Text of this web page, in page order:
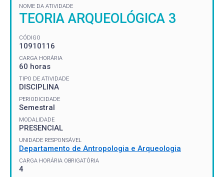
NOME DA ATIVIDADE
TEORIA ARQUEOLÓGICA 3
CÓDIGO
10910116
CARGA HORÁRIA
60 horas
TIPO DE ATIVIDADE
DISCIPLINA
PERIODICIDADE
Semestral
MODALIDADE
PRESENCIAL
UNIDADE RESPONSÁVEL
Departamento de Antropologia e Arqueologia
CARGA HORÁRIA OBRIGATÓRIA
4